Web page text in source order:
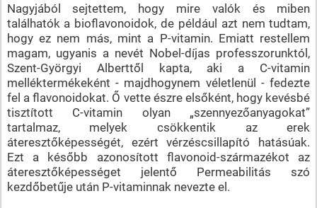
Nagyjából sejtettem, hogy mire valók és miben
találhatók a bioflavonoidok, de például azt nem tudtam,
hogy ez nem más, mint a P-vitamin. Emiatt restellem
magam, ugyanis a nevét Nobel-díjas professzorunktól,
Szent-Györgyi Alberttől kapta, aki a C-vitamin
melléktermékeként - majdhogynem véletlenül - fedezte
fel a flavonoidokat. Ő vette észre elsőként, hogy kevésbé
tisztított C-vitamin olyan „szennyezőanyagokat”
tartalmaz, melyek csökkentik az erek
áteresztőképességét, ezért vérzéscsillapító hatásúak.
Ezt a később azonosított flavonoid-származékot az
áteresztőképességet jelentő Permeabilitás szó
kezdőbetűje után P-vitaminnak nevezte el.